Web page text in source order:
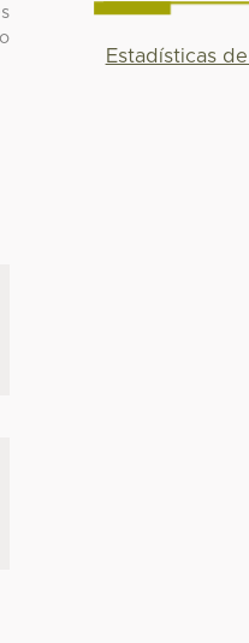
Estadísticas